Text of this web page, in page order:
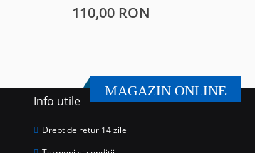
110,00 RON
MAGAZIN ONLINE
Info utile
Drept de retur 14 zile